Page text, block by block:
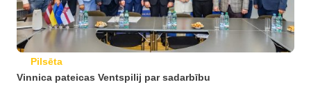
Pilsēta
Vinnica pateicas Ventspilij par sadarbību